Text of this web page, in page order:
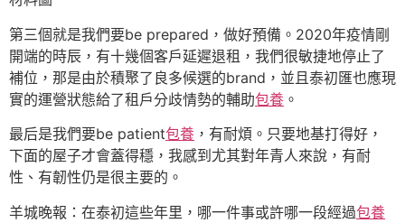
第三個就是我們要be prepared，做好預備。2020年疫情剛
開端的時辰，有十幾個客戶延遲退租，我們很敏捷地停止了
補位，那是由於積聚了良多候選的brand，並且泰初匯也應現
實的運營狀態給了租戶分歧情勢的輔助包養 。
最后是我們要be patient包養 ，有耐煩。只要地基打得好，
下面的屋子才會蓋得穩，我感到尤其對年青人來說，有耐
性、有韌性仍是很主要的。
羊城晚報：在泰初這些年里，哪一件事或許哪一段經過包養